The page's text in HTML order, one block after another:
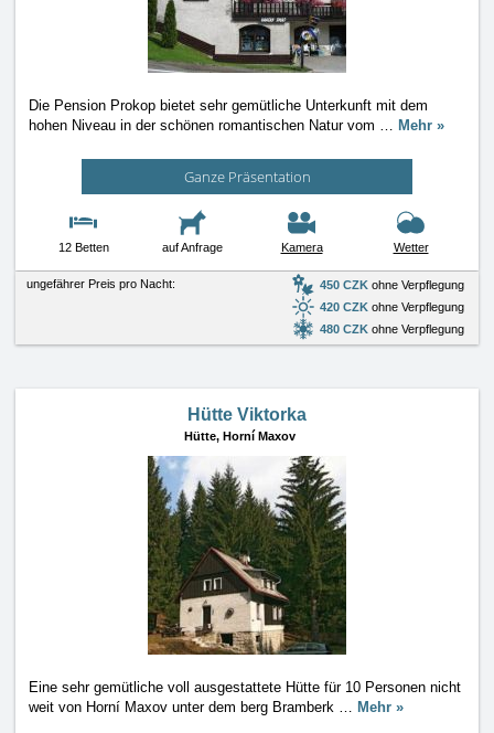
Die Pension Prokop bietet sehr gemütliche Unterkunft mit dem
hohen Niveau in der schönen romantischen Natur vom … Mehr »
Ganze Präsentation
12 Betten auf Anfrage Kamera Wetter
ungefährer Preis pro Nacht: 450 CZK ohne Verpflegung
420 CZK ohne Verpflegung
480 CZK ohne Verpflegung
Hütte Viktorka
Hütte, Horní Maxov
Eine sehr gemütliche voll ausgestattete Hütte für 10 Personen nicht
weit von Horní Maxov unter dem berg Bramberk … Mehr »